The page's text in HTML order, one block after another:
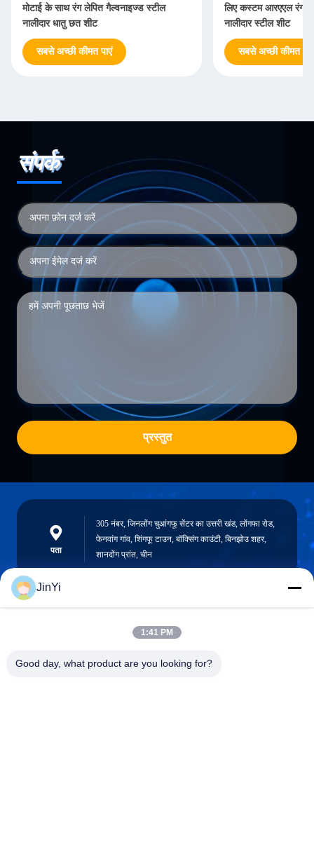
मोटाई के साथ रंग लेपित गैल्वनाइज्ड स्टील
नालीदार धातु छत शीट
सबसे अच्छी कीमत पाएं
लिए कस्टम आरएएल रंगों
नालीदार स्टील शीट
सबसे अच्छी कीमत पाएं
संपर्क
प्रस्तुत
पता
305 नंबर, जिनलोंग चुआंगफू सेंटर का उत्तरी खंड, लोंगफा रोड,
फेनवांग गांव, शिंगफू टाउन, बॉक्सिंग काउंटी, बिनझोउ शहर,
शानदोंग प्रांत, चीन
chenshasha1867@gmail.com
JinYi
1:41 PM
Good day, what product are you looking for?